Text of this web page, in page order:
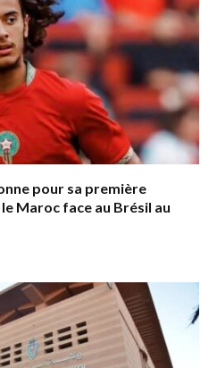
pour sa première
Maroc face au Brésil au